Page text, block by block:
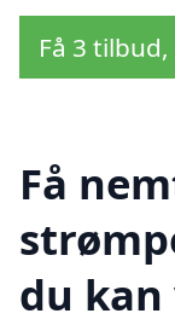
Få 3
Få
du